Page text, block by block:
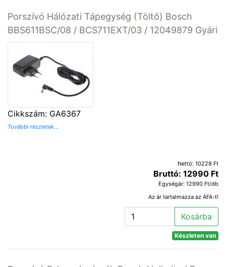
Porszívó Hálózati Tápegység (Töltő) Bosch
BBS611BSC/08 / BCS711EXT/03 / 12049879 Gyári
Cikkszám: GA6367
További részletek...
Nettó: 10228 Ft
Bruttó: 12990 Ft
Egységár: 12990 Ft/db
Az ár tartalmazza az ÁFA-t!
Kosárba
Készleten van